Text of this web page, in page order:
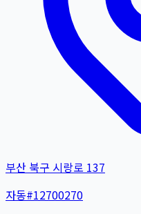
부산 북구 시랑로 137
자동#12700270